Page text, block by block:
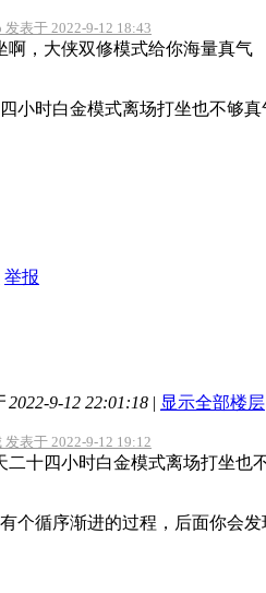
发表于 2022-9-12 18:43
啊，大侠双修模式给你海量真气
小时白金模式离场打坐也不够真
举报
2022-9-12 22:01:18 | 显示全部楼层
发表于 2022-9-12 19:12
二十四小时白金模式离场打坐也
个循序渐进的过程，后面你会